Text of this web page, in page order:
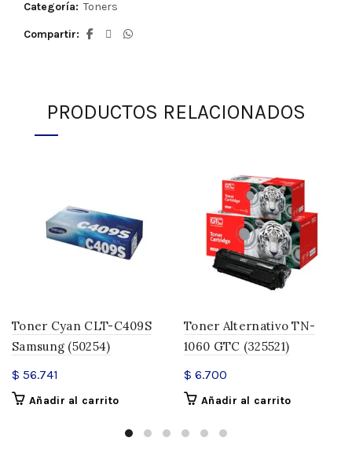
Categoría: Toners
Compartir
PRODUCTOS RELACIONADOS
Toner Cyan CLT-C409S
Samsung (50254)
$ 56.741
Añadir al carrito
Toner Alternativo TN-
1060 GTC (325521)
$ 6.700
Añadir al carrito